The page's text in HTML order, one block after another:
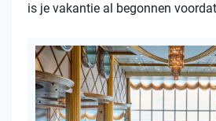
is je vakantie al begonnen